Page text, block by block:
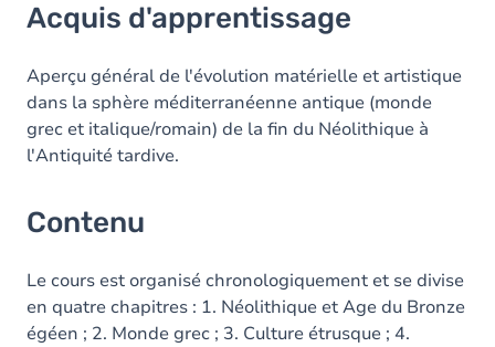
Contenu
Acquis d'apprentissage
Aperçu général de l'évolution matérielle et artistique
dans la sphère méditerranéenne antique (monde
grec et italique/romain) de la fin du Néolithique à
l'Antiquité tardive.
Contenu
Le cours est organisé chronologiquement et se divise
en quatre chapitres : 1. Néolithique et Age du Bronze
égéen ; 2. Monde grec ; 3. Culture étrusque ; 4.